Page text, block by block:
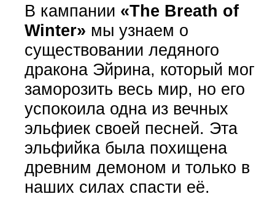
В кампании «The Breath of
Winter» мы узнаем о
существовании ледяного
дракона Эйрина, который мог
заморозить весь мир, но его
успокоила одна из вечных
эльфиек своей песней. Эта
эльфийка была похищена
древним демоном и только в
наших силах спасти её.